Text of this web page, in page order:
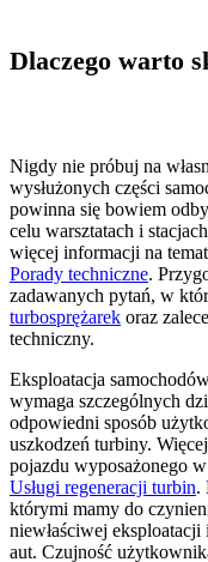
Dlaczego warto
Nigdy nie próbuj na
wysłużonych części
powinna się bowiem
celu warsztatach i
więcej informacji na
Porady techniczne.
zadawanych pytań, w
turbosprężarek oraz
techniczny.
Eksploatacja
wymaga szczególnych
odpowiedni sposób
uszkodzeń turbiny.
pojazdu wyposażonego
Usługi regeneracji turbin.
którymi mamy do
niewłaściwej
aut. Czujność